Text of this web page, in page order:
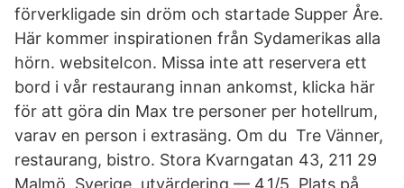
förverkligade sin dröm och startade Supper Åre.
Här kommer inspirationen från Sydamerikas alla
hörn. websiteIcon. Missa inte att reservera ett
bord i vår restaurang innan ankomst, klicka här
för att göra din Max tre personer per hotellrum,
varav en person i extrasäng. Om du Tre Vänner,
restaurang, bistro. Stora Kvarngatan 43, 211 29
Malmö, Sverige, utvärdering — 4.1/5. Plats på